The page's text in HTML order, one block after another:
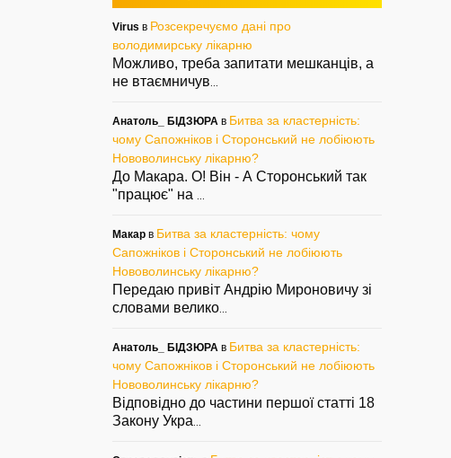
Virus в Розсекречуємо дані про
володимирську лікарню
Можливо, треба запитати мешканців, а
не втаємничув
Анатоль_ БІДЗЮРА в Битва за кластерність:
чому Сапожніков і Сторонський не лобіюють
Нововолинську лікарню?
До Макара. О! Він - А Сторонський так
"працює" на
Макар в Битва за кластерність: чому
Сапожніков і Сторонський не лобіюють
Нововолинську лікарню?
Передаю привіт Андрію Мироновичу зі
словами велико
Анатоль_ БІДЗЮРА в Битва за кластерність:
чому Сапожніков і Сторонський не лобіюють
Нововолинську лікарню?
Відповідно до частини першої статті 18
Закону Укра